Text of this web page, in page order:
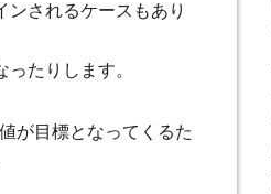
されるケースもあり
たりします。
が目標となってくるた